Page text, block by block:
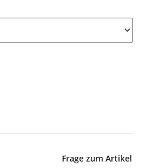
Frage zum Artikel